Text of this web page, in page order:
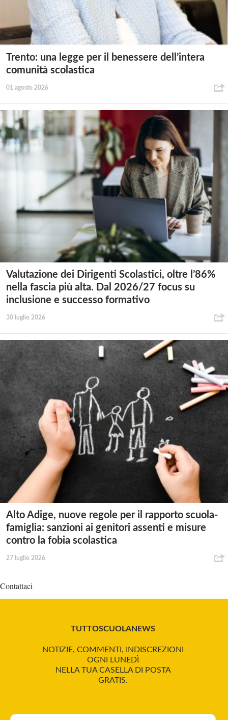
Trento: una legge per il benessere dell’intera
comunità scolastica
01 agosto 2026
Valutazione dei Dirigenti Scolastici, oltre l’86%
nella fascia più alta. Dal 2026/27 focus su
inclusione e successo formativo
30 luglio 2026
Alto Adige, nuove regole per il rapporto scuola-
famiglia: sanzioni ai genitori assenti e misure
contro la fobia scolastica
27 luglio 2026
Contattaci
TUTTOSCUOLANEWS
NOTIZIE, COMMENTI, INDISCREZIONI
OGNI LUNEDÌ
NELLA TUA CASELLA DI POSTA
GRATIS.